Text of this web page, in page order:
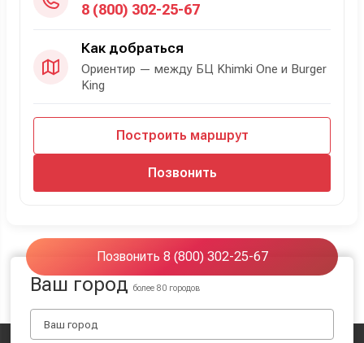
8 (800) 302-25-67
Как добраться
Ориентир — между БЦ Khimki One и Burger
King
Построить маршрут
Позвонить
Позвонить 8 (800) 302-25-67
Ваш городболее 80 городов